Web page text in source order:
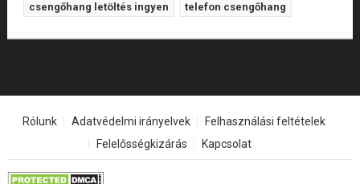
csengőhang letöltés ingyen telefon csengőhang
Rólunk Adatvédelmi irányelvek
Felhasználási feltételek
Felelősségkizárás
Kapcsolat